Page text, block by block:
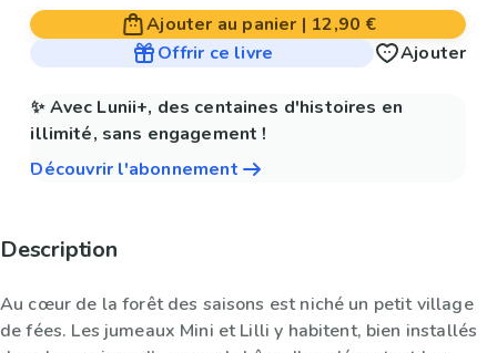
Ajouter au panier | 12,90 €
Offrir ce livre
Ajouter
✨ Avec Lunii+, des centaines d'histoires en
illimité, sans engagement !
Découvrir l'abonnement
Description
Au cœur de la forêt des saisons est niché un petit village
de fées. Les jumeaux Mini et Lilli y habitent, bien installés